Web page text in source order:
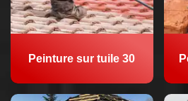
Peinture sur tuile 30